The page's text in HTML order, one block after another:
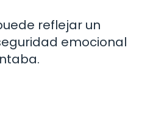
reflejar un
emocional